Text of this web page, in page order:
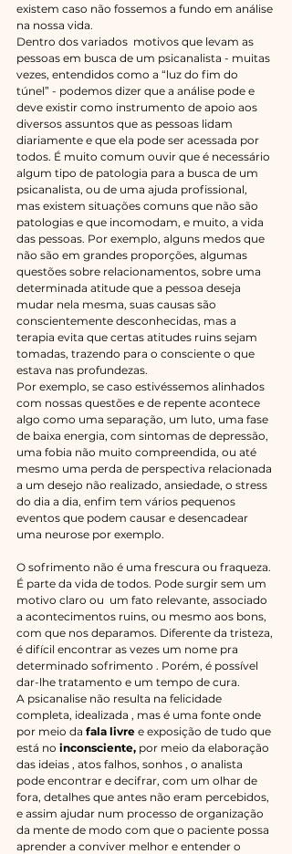
existem caso não fossemos a fundo em análise
na nossa vida.
Dentro dos variados  motivos que levam as
pessoas em busca de um psicanalista - muitas
vezes, entendidos como a “luz do fim do
túnel” - podemos dizer que a análise pode e
deve existir como instrumento de apoio aos
diversos assuntos que as pessoas lidam
diariamente e que ela pode ser acessada por
todos. É muito comum ouvir que é necessário
algum tipo de patologia para a busca de um
psicanalista, ou de uma ajuda profissional,
mas existem situações comuns que não são
patologias e que incomodam, e muito, a vida
das pessoas. Por exemplo, alguns medos que
não são em grandes proporções, algumas
questões sobre relacionamentos, sobre uma
determinada atitude que a pessoa deseja
mudar nela mesma, suas causas são
conscientemente desconhecidas, mas a
terapia evita que certas atitudes ruins sejam
tomadas, trazendo para o consciente o que
estava nas profundezas.
Por exemplo, se caso estivéssemos alinhados
com nossas questões e de repente acontece
algo como uma separação, um luto, uma fase
de baixa energia, com sintomas de depressão,
uma fobia não muito compreendida, ou até
mesmo uma perda de perspectiva relacionada
a um desejo não realizado, ansiedade, o stress
do dia a dia, enfim tem vários pequenos
eventos que podem causar e desencadear
uma neurose por exemplo.
O sofrimento não é uma frescura ou fraqueza.
É parte da vida de todos. Pode surgir sem um
motivo claro ou  um fato relevante, associado
a acontecimentos ruins, ou mesmo aos bons,
com que nos deparamos. Diferente da tristeza,
é difícil encontrar as vezes um nome pra
determinado sofrimento . Porém, é possível
dar-lhe tratamento e um tempo de cura.​
A psicanalise não resulta na felicidade
completa, idealizada , mas é uma fonte onde
por meio da fala livre e exposição de tudo que
está no inconsciente, por meio da elaboração
das ideias , atos falhos, sonhos , o analista
pode encontrar e decifrar, com um olhar de
fora, detalhes que antes não eram percebidos,
e assim ajudar num processo de organização
da mente de modo com que o paciente possa
aprender a conviver melhor e entender o